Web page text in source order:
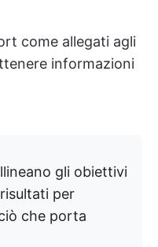
come allegati agli
informazioni
gli obiettivi
per
che porta